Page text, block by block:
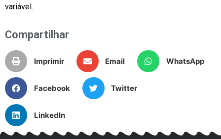
variável.
Compartilhar
Imprimir Email WhatsApp
Facebook Twitter
LinkedIn